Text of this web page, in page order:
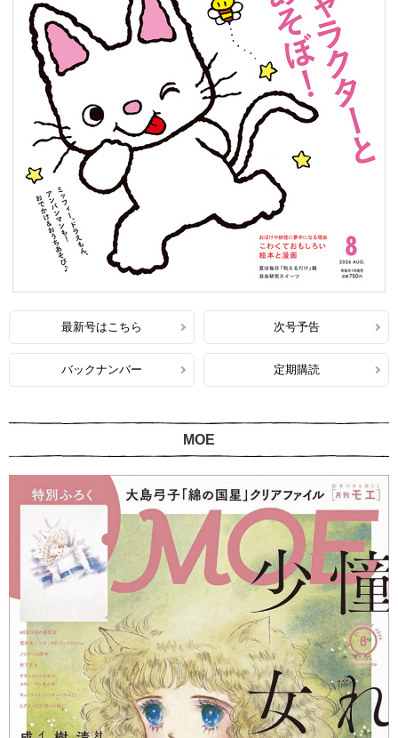
最新号はこちら 次号予告
バックナンバー 定期購読
MOE